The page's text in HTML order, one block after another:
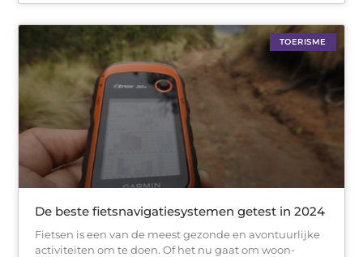
TOERISME
De beste fietsnavigatiesystemen getest in 2024
Fietsen is een van de meest gezonde en avontuurlijke
activiteiten om te doen. Of het nu gaat om woon-